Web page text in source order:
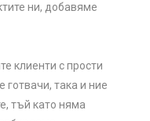
ни, добавяме
клиенти с прости
готвачи, така и ние
тъй като няма